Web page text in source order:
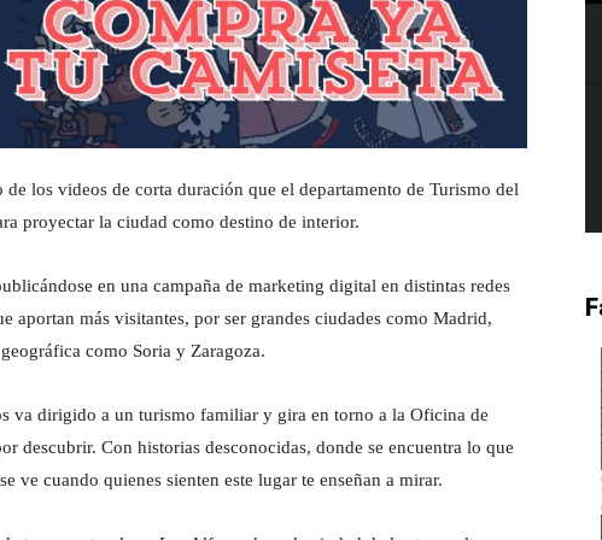
de los videos de corta duración que el departamento de Turismo del
proyectar la ciudad como destino de interior.
en una campaña de marketing digital en distintas redes
aportan más visitantes, por ser grandes ciudades como Madrid,
como Soria y Zaragoza.
va dirigido a un turismo familiar y gira en torno a la Oficina de
descubrir. Con historias desconocidas, donde se encuentra lo que
ve cuando quienes sienten este lugar te enseñan a mirar.